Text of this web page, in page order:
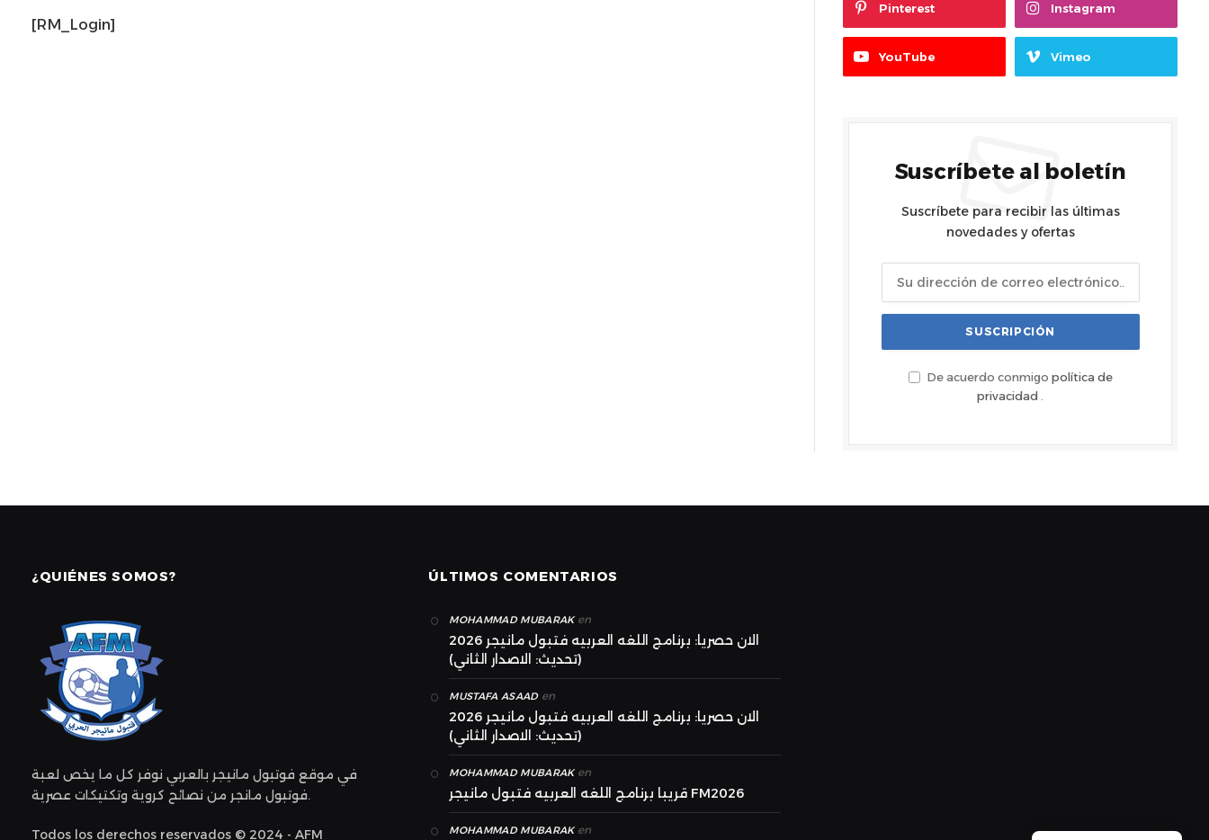
[RM_Login]
Pinterest Instagram
YouTube Vimeo
Suscríbete al boletín
Suscríbete para recibir las últimas
novedades y ofertas
De acuerdo conmigo política de
privacidad .
¿QUIÉNES SOMOS?
في موقع فوتبول مانيجر بالعربي نوفر كل ما يخص لعبة
فوتبول مانجر من نصائح كروية وتكتيكات عصرية.
Todos los derechos reservados © 2024 - AFM
ÚLTIMOS COMENTARIOS
MOHAMMAD MUBARAKen
الان حصريا: برنامج اللغه العربيه فتبول مانيجر 2026
(تحديث: الاصدار الثاني)
MUSTAFA ASAADen
الان حصريا: برنامج اللغه العربيه فتبول مانيجر 2026
(تحديث: الاصدار الثاني)
MOHAMMAD MUBARAKen
قريبا برنامج اللغه العربيه فتبول مانيجر FM2026
MOHAMMAD MUBARAKen